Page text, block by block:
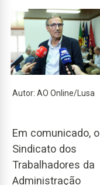
Autor: AO Online/Lusa
Em comunicado, o
Sindicato dos
Trabalhadores da
Administração